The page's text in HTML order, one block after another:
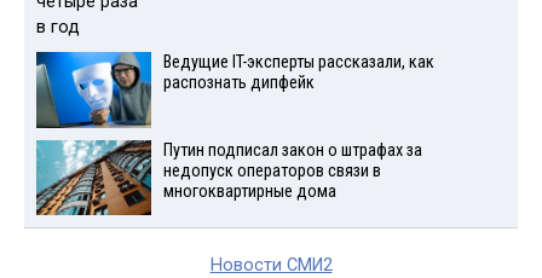
Ведущие IT-эксперты рассказали, как
распознать дипфейк
Путин подписал закон о штрафах за
недопуск операторов связи в
многоквартирные дома
Новости СМИ2